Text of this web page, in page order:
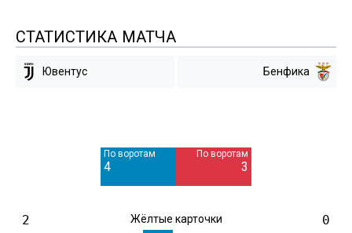
СТАТИСТИКА МАТЧА
Ювентус Бенфика
По воротам
4
По воротам
3
2 Жёлтые карточки 0